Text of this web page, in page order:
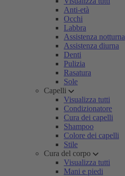
Anti-età
Occhi
Labbra
Assistenza notturna
Assistenza diurna
Denti
Pulizia
Rasatura
Sole
Capelli
Visualizza tutti
Condizionatore
Cura dei capelli
Shampoo
Colore dei capelli
Stile
Cura del corpo
Visualizza tutti
Mani e piedi